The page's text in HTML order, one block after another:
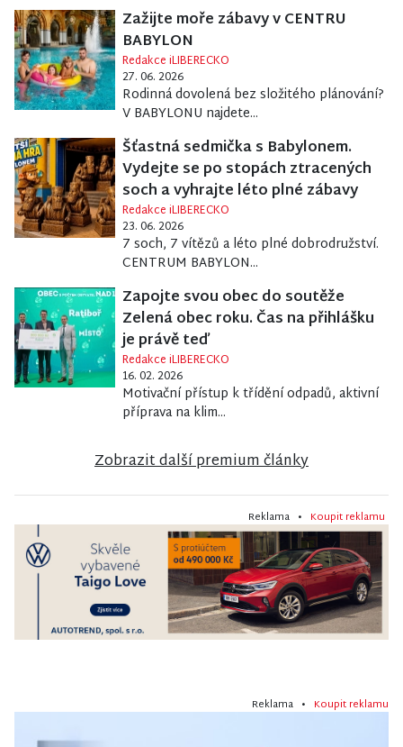
Zažijte moře zábavy v CENTRU
BABYLON
Redakce iLIBERECKO
27. 06. 2026
Rodinná dovolená bez složitého plánování?
V BABYLONU najdete...
Šťastná sedmička s Babylonem.
Vydejte se po stopách ztracených
soch a vyhrajte léto plné zábavy
Redakce iLIBERECKO
23. 06. 2026
7 soch, 7 vítězů a léto plné dobrodružství.
CENTRUM BABYLON...
Zapojte svou obec do soutěže
Zelená obec roku. Čas na přihlášku
je právě teď
Redakce iLIBERECKO
16. 02. 2026
Motivační přístup k třídění odpadů, aktivní
příprava na klim...
Zobrazit další premium články
Reklama • Koupit reklamu
Reklama • Koupit reklamu